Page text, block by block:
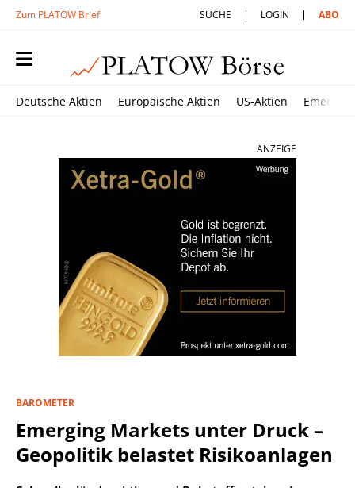
Zum PLATOW Brief SUCHE LOGIN ABO
Deutsche Aktien Europäische Aktien US-Aktien
ANZEIGE
BAROMETER
Emerging Markets unter Druck –
Geopolitik belastet Risikoanlagen